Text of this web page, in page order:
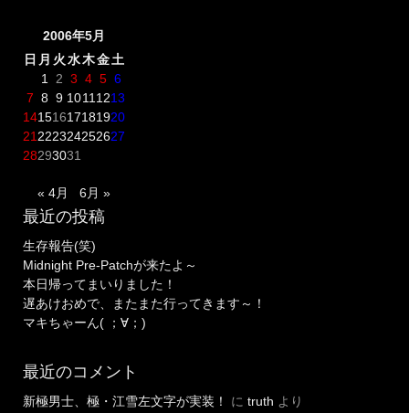
2006年5月
日 月 火水木金土
1 2 3 4 5 6
7 8 9 10111213
14151617181920
21222324252627
28293031
« 4月 6月 »
最近の投稿
生存報告(笑)
Midnight Pre-Patchが来たよ～
本日帰ってまいりました！
遅あけおめで、またまた行ってきます～！
マキちゃーん( ；∀；)
最近のコメント
新極男士、極・江雪左文字が実装！ に truth より